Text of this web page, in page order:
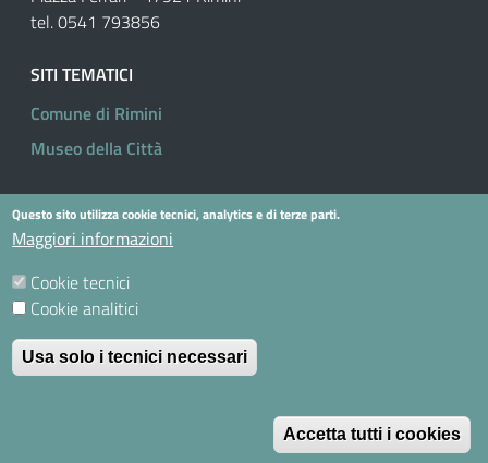
tel. 0541 793856
SITI TEMATICI
Comune di Rimini
Museo della Città
Small prints
Useful links section
Privacy Policy
Cookie Policy
Contatti
Questo sito utilizza cookie tecnici, analytics e di terze parti.
Maggiori informazioni
Cookie tecnici
Cookie analitici
Usa solo i tecnici necessari
Accetta tutti i cookies